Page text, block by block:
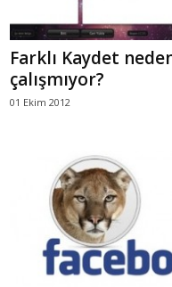
Farklı Kaydet
çalışmıyor?
01 Ekim 2012